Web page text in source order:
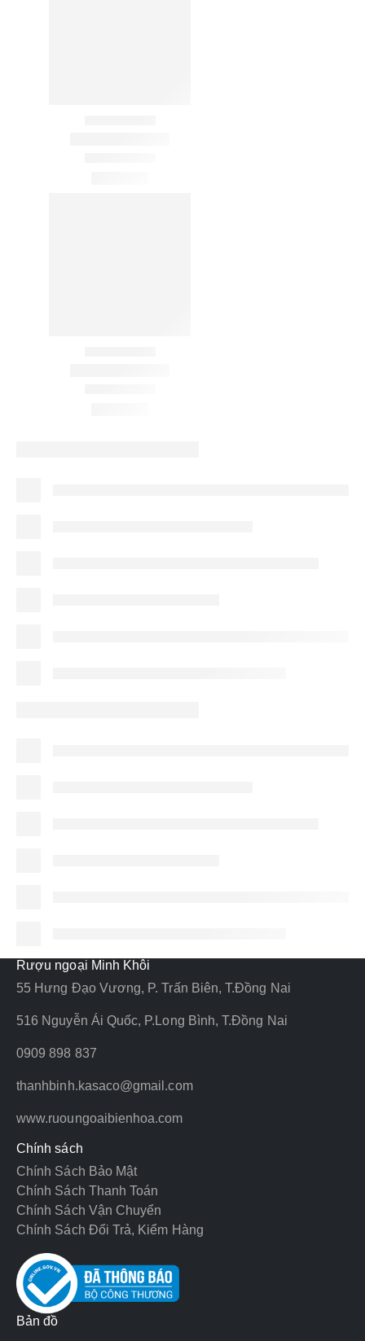
Rượu ngoại Minh Khôi
55 Hưng Đạo Vương, P. Trấn Biên, T.Đồng Nai
516 Nguyễn Ái Quốc, P.Long Bình, T.Đồng Nai
0909 898 837
thanhbinh.kasaco@gmail.com
www.ruoungoaibienhoa.com
Chính sách
Chính Sách Bảo Mật
Chính Sách Thanh Toán
Chính Sách Vận Chuyển
Chính Sách Đổi Trả, Kiểm Hàng
Bản đồ